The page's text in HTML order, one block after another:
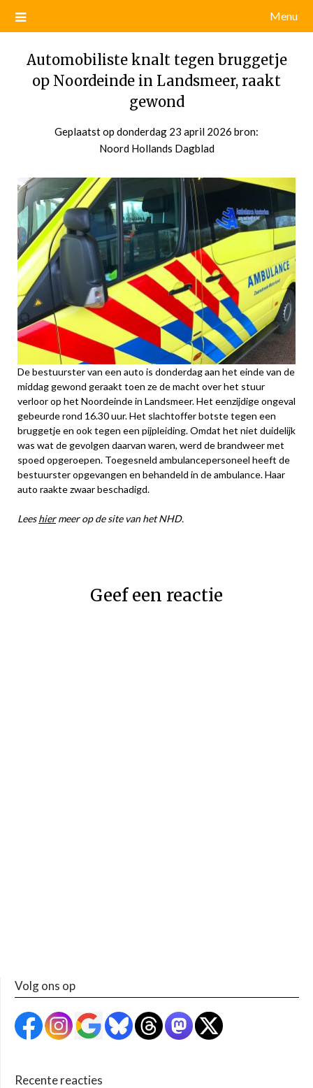
Menu
Automobiliste knalt tegen bruggetje
op Noordeinde in Landsmeer, raakt
gewond
Geplaatst op donderdag 23 april 2026 door
bron:
Noord Hollands Dagblad
De bestuurster van een auto is donderdag aan het einde van de
middag gewond geraakt toen ze de macht over het stuur
verloor op het Noordeinde in Landsmeer. Het eenzijdige ongeval
gebeurde rond 16.30 uur. Het slachtoffer botste tegen een
bruggetje en ook tegen een pijpleiding. Omdat het niet duidelijk
was wat de gevolgen daarvan waren, werd de brandweer met
spoed opgeroepen. Toegesneld ambulancepersoneel heeft de
bestuurster opgevangen en behandeld in de ambulance. Haar
auto raakte zwaar beschadigd.
Leeshiermeer op de site van het NHD.
Geef een reactie
Volg ons op
Recente reacties